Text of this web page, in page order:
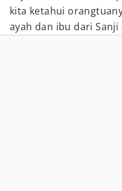
kita ketahui
ayah dan ibu dari Sanji